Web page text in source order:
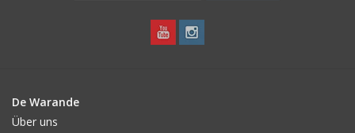
De Warande
Über uns